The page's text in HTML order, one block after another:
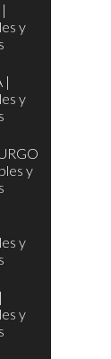
y
|
y
y
y
y